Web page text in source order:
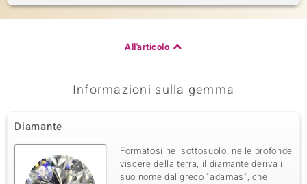
All'articolo
Informazioni sulla gemma
Diamante
Formatosi nel sottosuolo, nelle profonde
viscere della terra, il diamante deriva il
suo nome dal greco "adamas", che